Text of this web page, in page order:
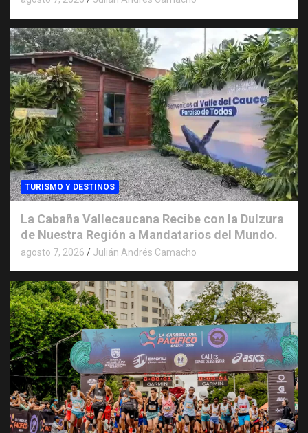
TURISMO Y DESTINOS
La Cabaña Vallecaucana Recibe con la Dulzura
de Nuestra Región a Mandatarios del Mundo.
agosto 7, 2026 Julián Andrés Camacho